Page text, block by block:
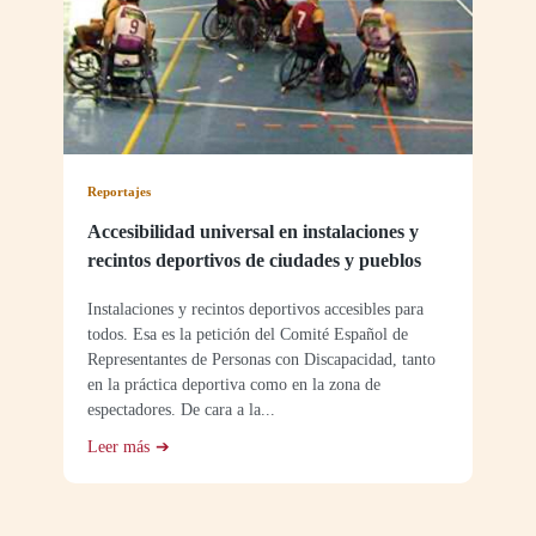
Reportajes
Accesibilidad universal en instalaciones y
recintos deportivos de ciudades y pueblos
Instalaciones y recintos deportivos accesibles para
todos. Esa es la petición del Comité Español de
Representantes de Personas con Discapacidad, tanto
en la práctica deportiva como en la zona de
espectadores. De cara a la...
Leer más